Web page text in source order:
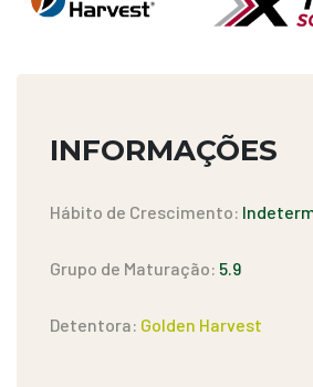
INFORMAÇÕES
Hábito de Crescimento:
Grupo de Maturação: 5.9
Detentora: Golden Harvest